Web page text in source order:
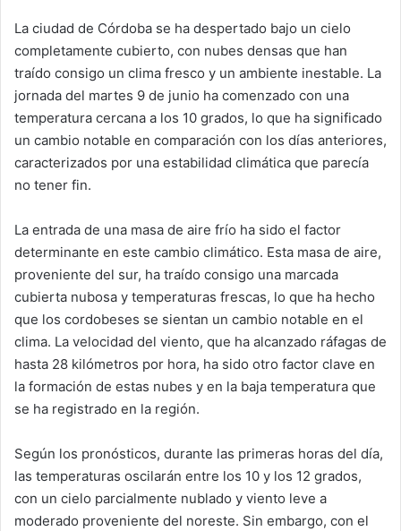
La ciudad de Córdoba se ha despertado bajo un cielo
completamente cubierto, con nubes densas que han
traído consigo un clima fresco y un ambiente inestable. La
jornada del martes 9 de junio ha comenzado con una
temperatura cercana a los 10 grados, lo que ha significado
un cambio notable en comparación con los días anteriores,
caracterizados por una estabilidad climática que parecía
no tener fin.
La entrada de una masa de aire frío ha sido el factor
determinante en este cambio climático. Esta masa de aire,
proveniente del sur, ha traído consigo una marcada
cubierta nubosa y temperaturas frescas, lo que ha hecho
que los cordobeses se sientan un cambio notable en el
clima. La velocidad del viento, que ha alcanzado ráfagas de
hasta 28 kilómetros por hora, ha sido otro factor clave en
la formación de estas nubes y en la baja temperatura que
se ha registrado en la región.
Según los pronósticos, durante las primeras horas del día,
las temperaturas oscilarán entre los 10 y los 12 grados,
con un cielo parcialmente nublado y viento leve a
moderado proveniente del noreste. Sin embargo, con el